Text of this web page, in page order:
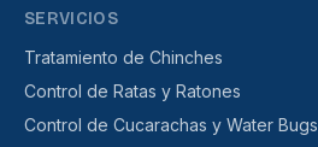
SERVICIOS
Tratamiento de Chinches
Control de Ratas y Ratones
Control de Cucarachas y Water Bugs